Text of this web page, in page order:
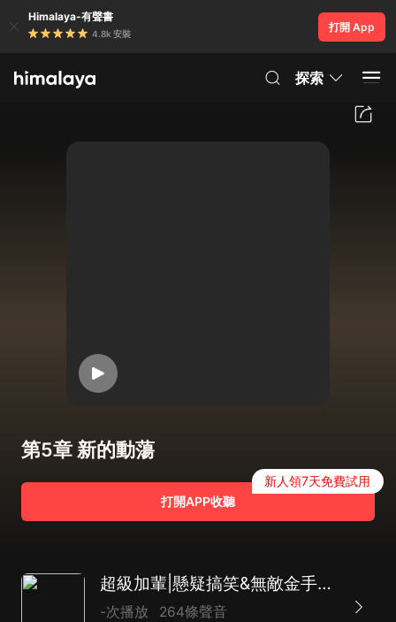
Himalaya-有聲書
4.8k 安裝
打開 App
探索
第5章 新的動蕩
打開APP收聽
新人領7天免費試用
超級加輩|懸疑搞笑&無敵金手指|AI電子書
-次播放 264條聲音